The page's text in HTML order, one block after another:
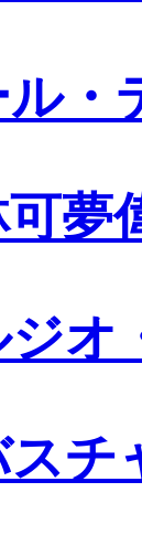
ル・
可夢
ジオ
スチ